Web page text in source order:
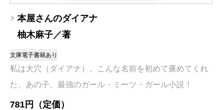
本屋さんのダイアナ
柚木麻子／著
文庫電子書籍あり
私は大穴（ダイアナ）。こんな名前を初めて褒めてくれ
た、あの子。最強のガール・ミーツ・ガール小説！
781円（定価）